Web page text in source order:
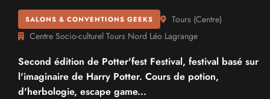
SALONS & CONVENTIONS GEEKS Tours (Centre)
Centre Socio-culturel Tours Nord Léo Lagrange
Second édition de Potter'fest Festival, festival basé sur
l'imaginaire de Harry Potter. Cours de potion,
d'herbologie, escape game...